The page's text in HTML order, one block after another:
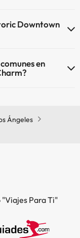
Downtown
en
Ángeles
Para Ti"